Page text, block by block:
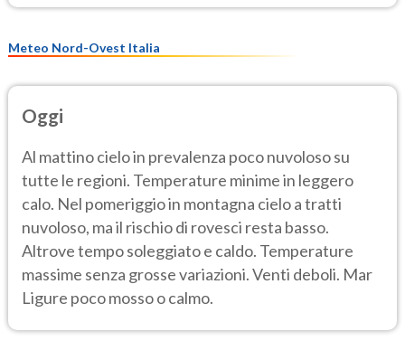
Meteo Nord-Ovest Italia
Oggi
Al mattino cielo in prevalenza poco nuvoloso su
tutte le regioni. Temperature minime in leggero
calo. Nel pomeriggio in montagna cielo a tratti
nuvoloso, ma il rischio di rovesci resta basso.
Altrove tempo soleggiato e caldo. Temperature
massime senza grosse variazioni. Venti deboli. Mar
Ligure poco mosso o calmo.